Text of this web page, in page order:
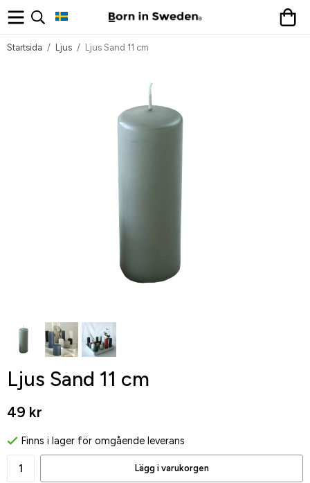
Startsida / Ljus / Ljus Sand 11 cm
Ljus Sand 11 cm
49 kr
Finns i lager för omgående leverans
Lägg i varukorgen